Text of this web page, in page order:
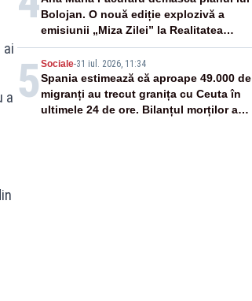
ai
a
Bolojan. O nouă ediție explozivă a
emisiunii „Miza Zilei” la Realitatea
PLUS
5 Sociale-31 iul. 2026, 11:34
Spania estimează că aproape 49.000 de
migranți au trecut granița cu Ceuta în
ultimele 24 de ore. Bilanțul morților a